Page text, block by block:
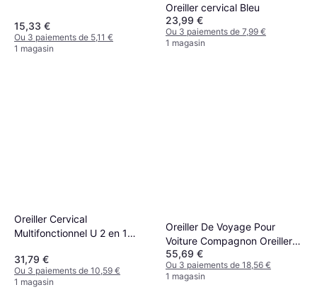
15,33 €
Ou 3 paiements de 5,11 €
1 magasin
Oreiller cervical Bleu
23,99 €
Ou 3 paiements de 7,99 €
1 magasin
Oreiller Cervical
Multifonctionnel U 2 en 1
31,79 €
Ou 3 paiements de 10,59 €
1 magasin
Oreiller De Voyage Pour
Voiture Compagnon Oreiller
cervical Multicolore
55,69 €
Ou 3 paiements de 18,56 €
1 magasin